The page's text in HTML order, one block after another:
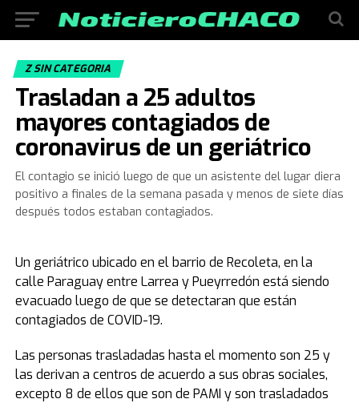
Z SIN CATEGORIA
Trasladan a 25 adultos
mayores contagiados de
coronavirus de un geriátrico
El contagio se inició luego de que un asistente del lugar diera
positivo a finales de la semana pasada y menos de siete días
después todos estaban contagiados.
Un geriátrico ubicado en el barrio de Recoleta, en la
calle Paraguay entre Larrea y Pueyrredón está siendo
evacuado luego de que se detectaran que están
contagiados de COVID-19.
Las personas trasladadas hasta el momento son 25 y
las derivan a centros de acuerdo a sus obras sociales,
excepto 8 de ellos que son de PAMI y son trasladados